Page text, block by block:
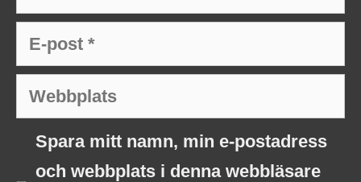
E-
post
Webbplats
Spara mitt namn, min e-postadress
och webbplats i denna webbläsare